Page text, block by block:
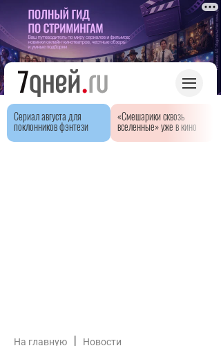
Сериал августа для
поклонников фэнтези
«Смешарики сквозь
вселенные» уже в кино
На главную | Новости